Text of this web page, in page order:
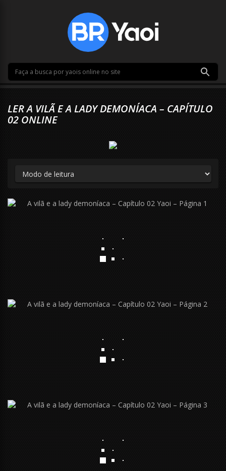
LER A VILÃ E A LADY DEMONÍACA – CAPÍTULO
02 ONLINE